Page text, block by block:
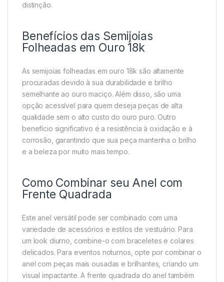
distinção.
Benefícios das Semijoias
Folheadas em Ouro 18k
As semijoias folheadas em ouro 18k são altamente
procuradas devido à sua durabilidade e brilho
semelhante ao ouro maciço. Além disso, são uma
opção acessível para quem deseja peças de alta
qualidade sem o alto custo do ouro puro. Outro
benefício significativo é a resistência à oxidação e à
corrosão, garantindo que sua peça mantenha o brilho
e a beleza por muito mais tempo.
Como Combinar seu Anel com
Frente Quadrada
Este anel versátil pode ser combinado com uma
variedade de acessórios e estilos de vestuário. Para
um look diurno, combine-o com braceletes e colares
delicados. Para eventos noturnos, opte por combinar o
anel com peças mais ousadas e brilhantes, criando um
visual impactante. A frente quadrada do anel também